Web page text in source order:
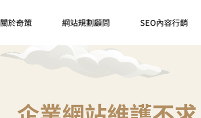
關於奇策 網站規劃顧問 SEO內容行銷